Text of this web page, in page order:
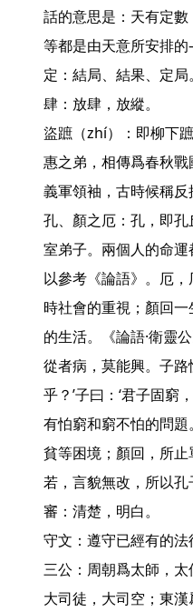
話的意思是：天有定
等都是由天意所安排
定：結局、結果、定局。
肆：放肆，放縱。
盜蹠（zhí）：即柳下
惠之弟，相傳爲春秋
義軍領袖，古時候稱反
孔、顏之厄：孔，即
室弟子。兩個人的命
以參考《論語》。厄
時社會的重視；顏回
的生活。《論語·衛靈
從者病，莫能興。子路
乎？’子曰：‘君子固窮
有怕窮和窮不怕的問題
貧等困境；顏回，所
若，言貌無改，所以孔
審：清楚，明白。
守文：遵守已經有的法
三公：周朝爲太師，太
大司徒，大司空；東漢